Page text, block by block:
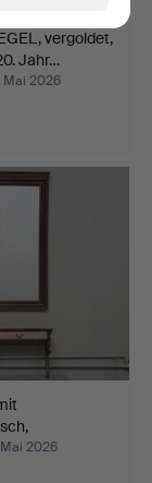
vergoldet,
Jahr…
Mai 2026
2026